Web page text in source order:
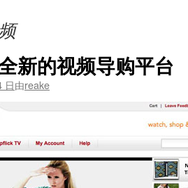
新的视频导购平台
日由reake